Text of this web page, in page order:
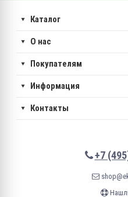
Каталог
О нас
Покупателям
Информация
Контакты
+7